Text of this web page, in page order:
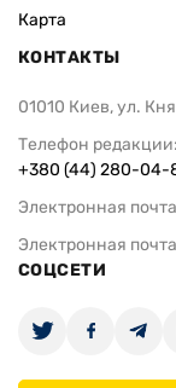
Карта
КОНТАКТЫ
01010 Киев, ул.
Телефон редакции:
+380 (44) 280-04-
Электронная
Электронная
СОЦСЕТИ